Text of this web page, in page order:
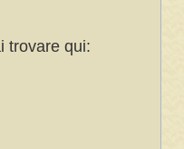
trovare qui: